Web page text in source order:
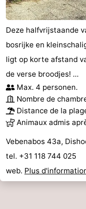
Deze halfvrijstaande
bosrijke en
ligt op korte afstand
de verse broodjes! ...
Max. 4 personen.
Nombre de
Distance de la
Animaux admis
Vebenabos 43a,
tel. +31 118 744 025
web. Plus